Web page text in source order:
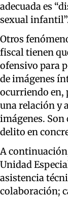
adecuada es
sexual
Otros
fiscal tienen
ofensivo para
de imágenes
ocurriendo en,
una relación y
imágenes.
delito en
A
Unidad
asistencia
colaboración;